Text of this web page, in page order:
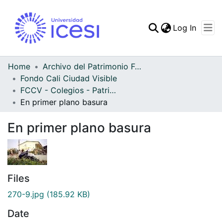
Log In
Home
Archivo del Patrimonio Fotográfico y Fílmico del Valle del Cauca
Fondo Cali Ciudad Visible
FCCV - Colegios - Patrimonial
En primer plano basura
En primer plano basura
Files
270-9.jpg (185.92 KB)
Date